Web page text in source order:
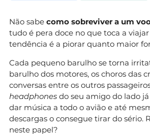
Não sabe como sobreviver a um
tudo é pera doce no que toca a viajar
tendência é a piorar quanto maior
Cada pequeno barulho se torna
barulho dos motores, os choros das
conversas entre os outros
headphones do seu amigo do lado
dar música a todo o avião e até
descargas o consegue tirar do sério.
neste papel?